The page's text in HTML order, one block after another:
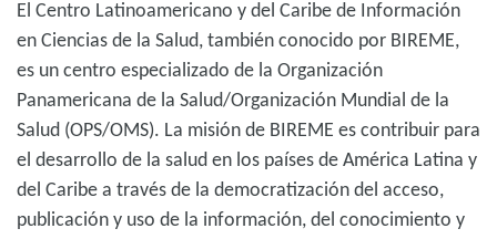
El Centro Latinoamericano y del Caribe de Información
en Ciencias de la Salud, también conocido por BIREME,
es un centro especializado de la Organización
Panamericana de la Salud/Organización Mundial de la
Salud (OPS/OMS). La misión de BIREME es contribuir para
el desarrollo de la salud en los países de América Latina y
del Caribe a través de la democratización del acceso,
publicación y uso de la información, del conocimiento y